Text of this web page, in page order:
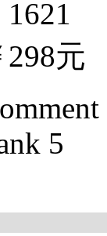
1621
298元